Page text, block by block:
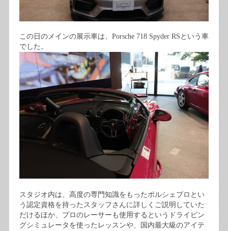
この日のメインの展示車は、Porsche 718 Spyder RSという車
でした。
スタジオ内は、高度の専門知識をもったポルシェプロとい
う認定資格を持ったスタッフさんに詳しくご説明していた
だけるほか、プロのレーサーも使用するというドライビン
グシミュレータを使ったレッスンや、国内最大級のアイテ